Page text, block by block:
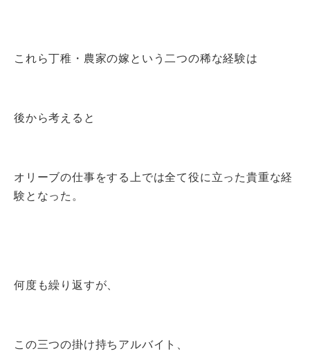
これら丁稚・農家の嫁という二つの稀な経験は
後から考えると
オリーブの仕事をする上では全て役に立った貴重な経
験となった。
何度も繰り返すが、
この三つの掛け持ちアルバイト、